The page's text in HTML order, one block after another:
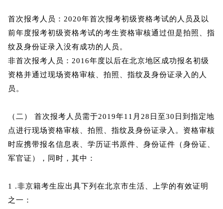
首次报考人员：2020年首次报考初级资格考试的人员及以
前年度报考初级资格考试的考生资格审核通过但是拍照、指
纹及身份证录入没有成功的人员。
非首次报考人员：2016年度以后在北京地区成功报名初级
资格并通过现场资格审核、拍照、指纹及身份证录入的人
员。
（二） 首次报考人员需于2019年11月28日至30日到指定地
点进行现场资格审核、拍照、指纹及身份证录入。资格审核
时应携带报名信息表、学历证书原件、身份证件（身份证、
军官证），同时，其中：
1 .非京籍考生应出具下列在北京市生活、上学的有效证明
之一：